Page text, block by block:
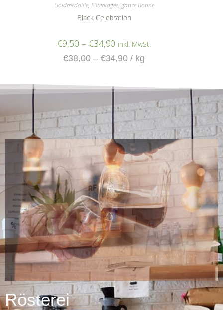
Goldmedaille, Filterkaffee, ganze Bohne
Black Celebration
€9,50 – €34,90 inkl. MwSt.
€38,00 – €34,90 / kg
Rösterei